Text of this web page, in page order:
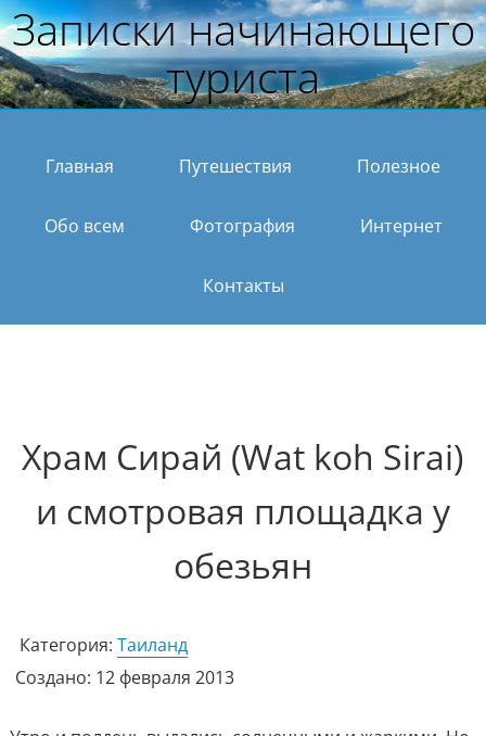
Записки начинающего
туриста
Главная Путешествия Полезное
Обо всем Фотография Интернет
Контакты
Храм Сирай (Wat koh Sirai)
и смотровая площадка у
обезьян
Категория: Таиланд
Создано: 12 февраля 2013